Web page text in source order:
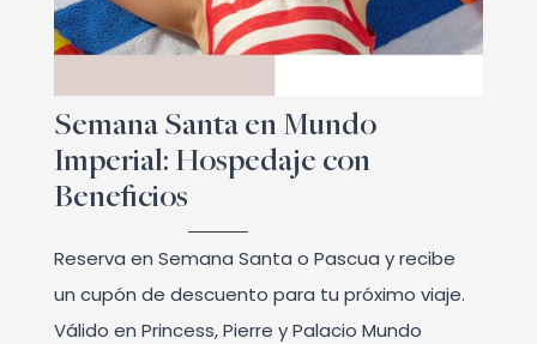
Semana Santa en Mundo
Imperial: Hospedaje con
Beneficios
Reserva en Semana Santa o Pascua y recibe
un cupón de descuento para tu próximo viaje.
Válido en Princess, Pierre y Palacio Mundo